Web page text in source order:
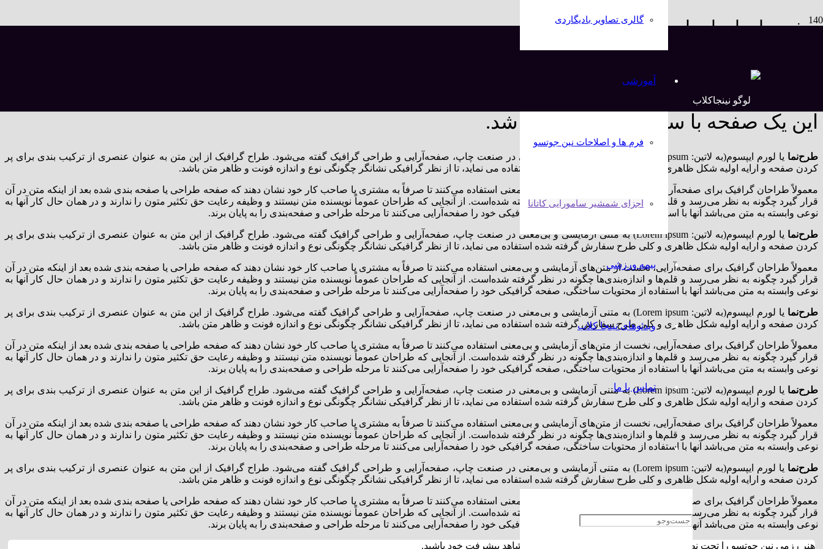
گالری تصاویر بادیگاردی
آموزشی
فرم ها و اصلاحات نین جوتسو
اجزای شمشیر سامورایی کاتانا
بیمه ورزشی
ویدئوهای نینجا کلاب
تماس با ما
صفحه با سایدبار راست
این یک صفحه با سایدبار راست می باشد.
طرح‌نما یا لورم ایپسوم(به لاتین:Lorem ipsum
) به متنی آزمایشی و بی‌معنی در صنعت چاپ، صفحه‌آرایی و طراحی گرافیک گفته می‌شود. طراح گرافیک از این متن به عنوان عنصری از ترکیب بندی برای پر
کردن صفحه و ارایه اولیه شکل ظاهری و کلی طرح سفارش گرفته شده استفاده می نماید، تا از نظر گرافیکی نشانگر چگونگی نوع و اندازه فونت و ظاهر متن باشد.
معمولاً طراحان گرافیک برای صفحه‌آرایی، نخست از متن‌های آزمایشی و بی‌معنی استفاده می‌کنند تا صرفاً به مشتری یا صاحب کار خود نشان دهند که صفحه طراحی یا صفحه بندی شده بعد از اینکه متن در آن
قرار گیرد چگونه به نظر می‌رسد و قلم‌ها و اندازه‌بندی‌ها چگونه در نظر گرفته شده‌است. از آنجایی که طراحان عموماً نویسنده متن نیستند و وظیفه رعایت حق تکثیر متون را ندارند و در همان حال کار آنها به
نوعی وابسته به متن می‌باشد آنها با استفاده از محتویات ساختگی، صفحه گرافیکی خود را صفحه‌آرایی می‌کنند تا مرحله طراحی و صفحه‌بندی را به پایان برند.
طرح‌نما یا لورم ایپسوم(به لاتین:Lorem ipsum) به متنی آزمایشی و بی‌معنی در صنعت چاپ، صفحه‌آرایی و طراحی گرافیک گفته می‌شود. طراح گرافیک از این متن به عنوان عنصری از ترکیب بندی برای پر
کردن صفحه و ارایه اولیه شکل ظاهری و کلی طرح سفارش گرفته شده استفاده می نماید، تا از نظر گرافیکی نشانگر چگونگی نوع و اندازه فونت و ظاهر متن باشد.
معمولاً طراحان گرافیک برای صفحه‌آرایی، نخست از متن‌های آزمایشی و بی‌معنی استفاده می‌کنند تا صرفاً به مشتری یا صاحب کار خود نشان دهند که صفحه طراحی یا صفحه بندی شده بعد از اینکه متن در آن
قرار گیرد چگونه به نظر می‌رسد و قلم‌ها و اندازه‌بندی‌ها چگونه در نظر گرفته شده‌است. از آنجایی که طراحان عموماً نویسنده متن نیستند و وظیفه رعایت حق تکثیر متون را ندارند و در همان حال کار آنها به
نوعی وابسته به متن می‌باشد آنها با استفاده از محتویات ساختگی، صفحه گرافیکی خود را صفحه‌آرایی می‌کنند تا مرحله طراحی و صفحه‌بندی را به پایان برند.
طرح‌نما یا لورم ایپسوم(به لاتین:Lorem ipsum) به متنی آزمایشی و بی‌معنی در صنعت چاپ، صفحه‌آرایی و طراحی گرافیک گفته می‌شود. طراح گرافیک از این متن به عنوان عنصری از ترکیب بندی برای پر
کردن صفحه و ارایه اولیه شکل ظاهری و کلی طرح سفارش گرفته شده استفاده می نماید، تا از نظر گرافیکی نشانگر چگونگی نوع و اندازه فونت و ظاهر متن باشد.
معمولاً طراحان گرافیک برای صفحه‌آرایی، نخست از متن‌های آزمایشی و بی‌معنی استفاده می‌کنند تا صرفاً به مشتری یا صاحب کار خود نشان دهند که صفحه طراحی یا صفحه بندی شده بعد از اینکه متن در آن
قرار گیرد چگونه به نظر می‌رسد و قلم‌ها و اندازه‌بندی‌ها چگونه در نظر گرفته شده‌است. از آنجایی که طراحان عموماً نویسنده متن نیستند و وظیفه رعایت حق تکثیر متون را ندارند و در همان حال کار آنها به
نوعی وابسته به متن می‌باشد آنها با استفاده از محتویات ساختگی، صفحه گرافیکی خود را صفحه‌آرایی می‌کنند تا مرحله طراحی و صفحه‌بندی را به پایان برند.
طرح‌نما یا لورم ایپسوم(به لاتین:Lorem ipsum) به متنی آزمایشی و بی‌معنی در صنعت چاپ، صفحه‌آرایی و طراحی گرافیک گفته می‌شود. طراح گرافیک از این متن به عنوان عنصری از ترکیب بندی برای پر
کردن صفحه و ارایه اولیه شکل ظاهری و کلی طرح سفارش گرفته شده استفاده می نماید، تا از نظر گرافیکی نشانگر چگونگی نوع و اندازه فونت و ظاهر متن باشد.
معمولاً طراحان گرافیک برای صفحه‌آرایی، نخست از متن‌های آزمایشی و بی‌معنی استفاده می‌کنند تا صرفاً به مشتری یا صاحب کار خود نشان دهند که صفحه طراحی یا صفحه بندی شده بعد از اینکه متن در آن
قرار گیرد چگونه به نظر می‌رسد و قلم‌ها و اندازه‌بندی‌ها چگونه در نظر گرفته شده‌است. از آنجایی که طراحان عموماً نویسنده متن نیستند و وظیفه رعایت حق تکثیر متون را ندارند و در همان حال کار آنها به
نوعی وابسته به متن می‌باشد آنها با استفاده از محتویات ساختگی، صفحه گرافیکی خود را صفحه‌آرایی می‌کنند تا مرحله طراحی و صفحه‌بندی را به پایان برند.
طرح‌نما یا لورم ایپسوم(به لاتین:Lorem ipsum) به متنی آزمایشی و بی‌معنی در صنعت چاپ، صفحه‌آرایی و طراحی گرافیک گفته می‌شود. طراح گرافیک از این متن به عنوان عنصری از ترکیب بندی برای پر
کردن صفحه و ارایه اولیه شکل ظاهری و کلی طرح سفارش گرفته شده استفاده می نماید، تا از نظر گرافیکی نشانگر چگونگی نوع و اندازه فونت و ظاهر متن باشد.
معمولاً طراحان گرافیک برای صفحه‌آرایی، نخست از متن‌های آزمایشی و بی‌معنی استفاده می‌کنند تا صرفاً به مشتری یا صاحب کار خود نشان دهند که صفحه طراحی یا صفحه بندی شده بعد از اینکه متن در آن
قرار گیرد چگونه به نظر می‌رسد و قلم‌ها و اندازه‌بندی‌ها چگونه در نظر گرفته شده‌است. از آنجایی که طراحان عموماً نویسنده متن نیستند و وظیفه رعایت حق تکثیر متون را ندارند و در همان حال کار آنها به
نوعی وابسته به متن می‌باشد آنها با استفاده از محتویات ساختگی، صفحه گرافیکی خود را صفحه‌آرایی می‌کنند تا مرحله طراحی و صفحه‌بندی را به پایان برند.
هنر رزمی نین جوتسو را تحت نظر مربیان رسمی سبک ( بوجینکان) ببینید تا شاهد پیشرفت خود باشید.